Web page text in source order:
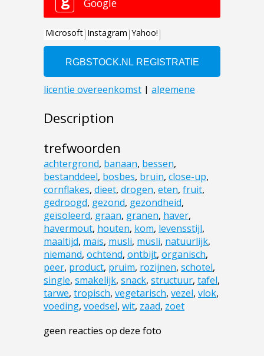
Description
trefwoorden
achtergrond, banaan, bessen,
bestanddeel, bosbes, bruin, close-up,
cornflakes, dieet, drogen, eten, fruit,
gedroogd, gezond, gezondheid,
geïsoleerd, graan, granen, haver,
havermout, houten, kom, levensstijl,
maaltijd, maïs, musli, müsli, natuurlijk,
niemand, ochtend, ontbijt, organisch,
peer, product, pruim, rozijnen, schotel,
single, smakelijk, snack, structuur, tafel,
tarwe, tropisch, vegetarisch, vezel, vlok,
voeding, voedsel, wit, zaad, zoet
geen reacties op deze foto